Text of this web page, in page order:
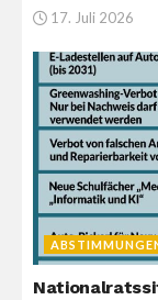
17. Juli 2026